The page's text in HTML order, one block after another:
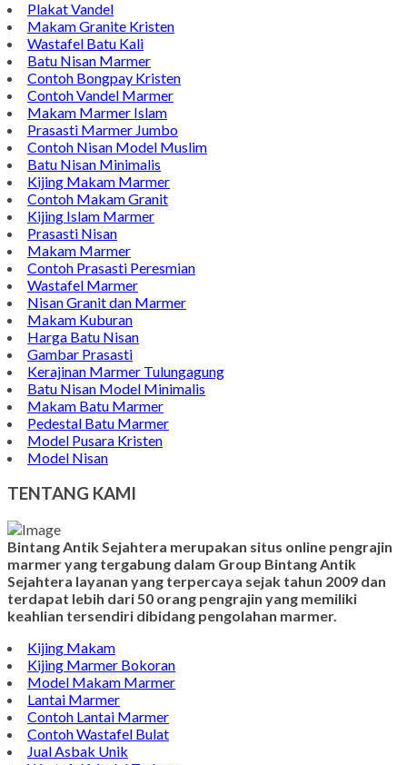
Plakat Vandel
Makam Granite Kristen
Wastafel Batu Kali
Batu Nisan Marmer
Contoh Bongpay Kristen
Contoh Vandel Marmer
Makam Marmer Islam
Prasasti Marmer Jumbo
Contoh Nisan Model Muslim
Batu Nisan Minimalis
Kijing Makam Marmer
Contoh Makam Granit
Kijing Islam Marmer
Prasasti Nisan
Makam Marmer
Contoh Prasasti Peresmian
Wastafel Marmer
Nisan Granit dan Marmer
Makam Kuburan
Harga Batu Nisan
Gambar Prasasti
Kerajinan Marmer Tulungagung
Batu Nisan Model Minimalis
Makam Batu Marmer
Pedestal Batu Marmer
Model Pusara Kristen
Model Nisan
TENTANG KAMI
Bintang Antik Sejahtera merupakan situs online pengrajin
marmer yang tergabung dalam Group Bintang Antik
Sejahtera layanan yang terpercaya sejak tahun 2009 dan
terdapat lebih dari 50 orang pengrajin yang memiliki
keahlian tersendiri dibidang pengolahan marmer.
Kijing Makam
Kijing Marmer Bokoran
Model Makam Marmer
Lantai Marmer
Contoh Lantai Marmer
Contoh Wastafel Bulat
Jual Asbak Unik